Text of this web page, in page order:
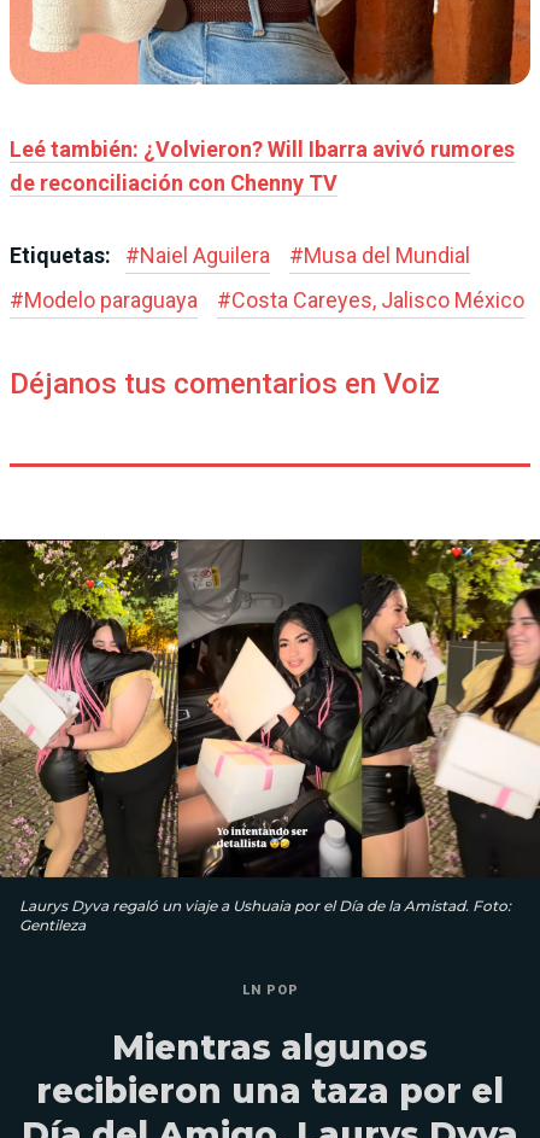
Leé también: ¿Volvieron? Will Ibarra avivó rumores
de reconciliación con Chenny TV
Etiquetas: #Naiel Aguilera #Musa del Mundial
#Modelo paraguaya #Costa Careyes, Jalisco México
Déjanos tus comentarios en Voiz
Laurys Dyva regaló un viaje a Ushuaia por el Día de la Amistad. Foto:
Gentileza
LN POP
Mientras algunos
recibieron una taza por el